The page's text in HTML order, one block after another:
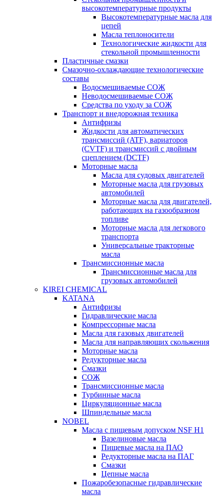
высокотемпературные продукты
Высокотемпературные масла для
цепей
Масла теплоносители
Технологические жидкости для
стекольной промышленности
Пластичные смазки
Смазочно-охлаждающие технологические
составы
Водосмешиваемые СОЖ
Неводосмешиваемые СОЖ
Средства по уходу за СОЖ
Транспорт и внедорожная техника
Антифризы
Жидкости для автоматических
трансмиссий (ATF), вариаторов
(CVTF) и трансмиссий с двойным
сцеплением (DCTF)
Моторные масла
Масла для судовых двигателей
Моторные масла для грузовых
автомобилей
Моторные масла для двигателей,
работающих на газообразном
топливе
Моторные масла для легкового
транспорта
Универсальные тракторные
масла
Трансмиссионные масла
Трансмиссионные масла для
грузовых автомобилей
KIREI CHEMICAL
KATANA
Антифризы
Гидравлические масла
Компрессорные масла
Масла для газовых двигателей
Масла для направляющих скольжения
Моторные масла
Редукторные масла
Смазки
СОЖ
Трансмиссионные масла
Турбинные масла
Циркуляционные масла
Шпиндельные масла
NOBEL
Масла с пищевым допуском NSF H1
Вазелиновые масла
Пищевые масла на ПАО
Редукторные масла на ПАГ
Смазки
Цепные масла
Пожаробезопасные гидравлические
масла